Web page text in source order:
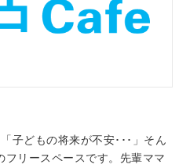
子どもの将来が不安･･･」そん
リースペースです。先輩ママ